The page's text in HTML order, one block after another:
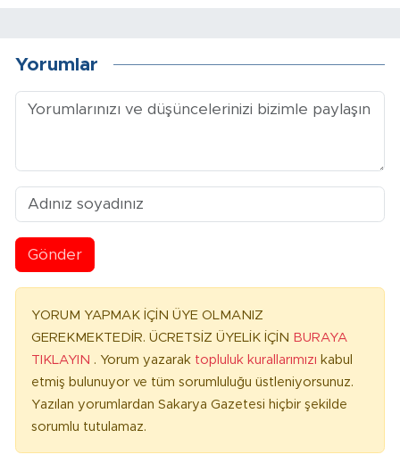
Yorumlar
Gönder
YORUM YAPMAK İÇİN ÜYE OLMANIZ
GEREKMEKTEDİR. ÜCRETSİZ ÜYELİK İÇİN BURAYA
TIKLAYIN . Yorum yazarak topluluk kurallarımızı kabul
etmiş bulunuyor ve tüm sorumluluğu üstleniyorsunuz.
Yazılan yorumlardan Sakarya Gazetesi hiçbir şekilde
sorumlu tutulamaz.